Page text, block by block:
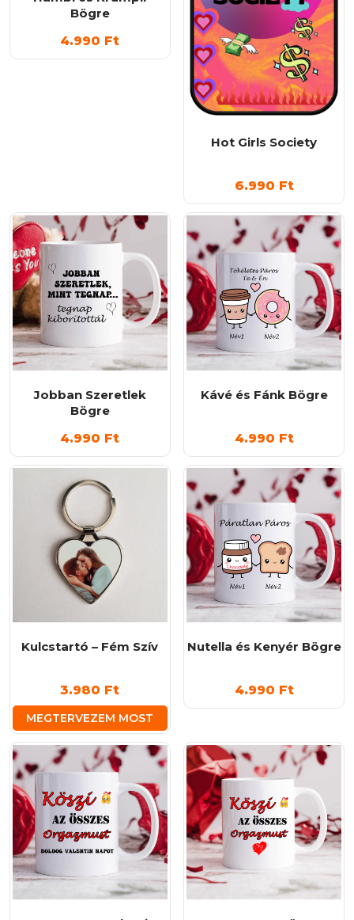
Bögre
4.990 Ft
Hot Girls Society
6.990 Ft
Jobban Szeretlek
Bögre
4.990 Ft
Kávé és Fánk Bögre
4.990 Ft
Kulcstartó – Fém Szív
3.980 Ft
MEGTERVEZEM MOST
Nutella és Kenyér Bögre
4.990 Ft